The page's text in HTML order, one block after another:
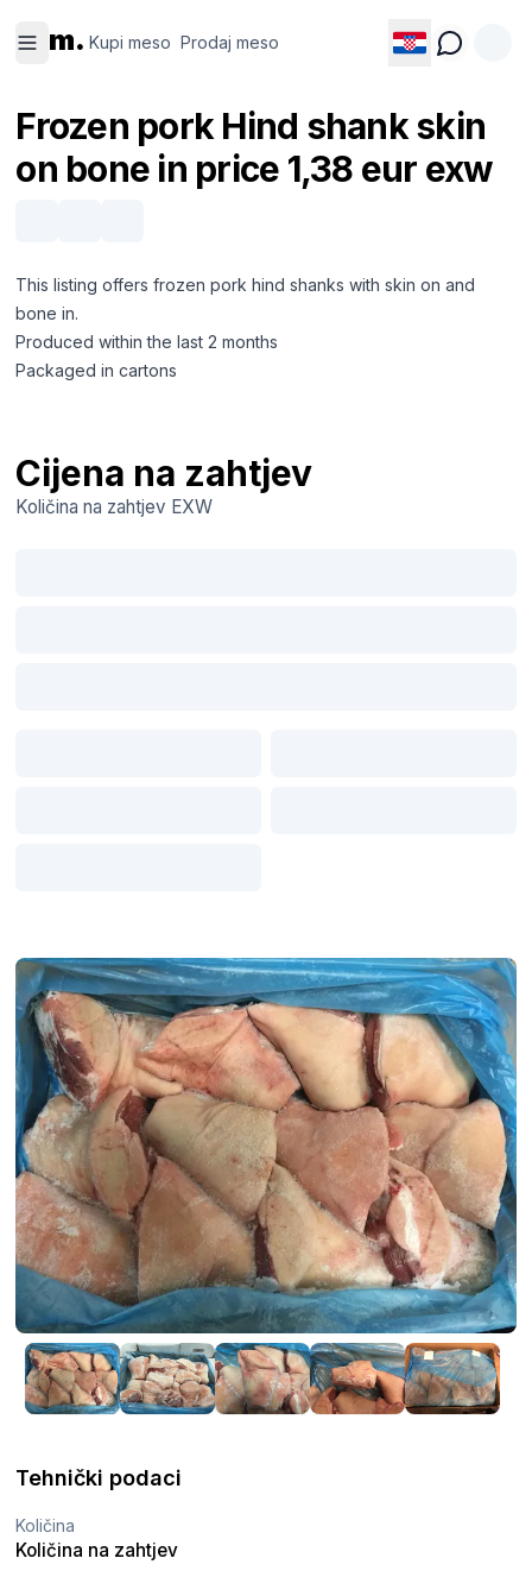
m. Kupi meso Prodaj meso
meso
meso
Frozen pork Hind shank skin
on bone in price 1,38 eur exw
This listing offers frozen pork hind shanks with skin on and
bone in.
Produced within the last 2 months
Packaged in cartons
Cijena na zahtjev
Količina na zahtjev EXW
Tehnički podaci
Količina
Količina na zahtjev